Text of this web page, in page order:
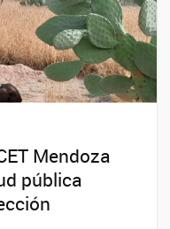
Mendoza
pública